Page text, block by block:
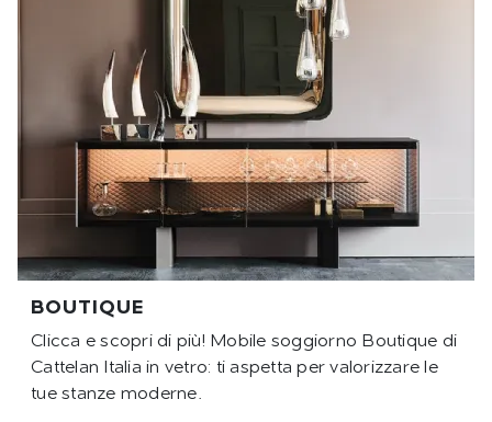
BOUTIQUE
Clicca e scopri di più! Mobile soggiorno Boutique di
Cattelan Italia in vetro: ti aspetta per valorizzare le
tue stanze moderne.